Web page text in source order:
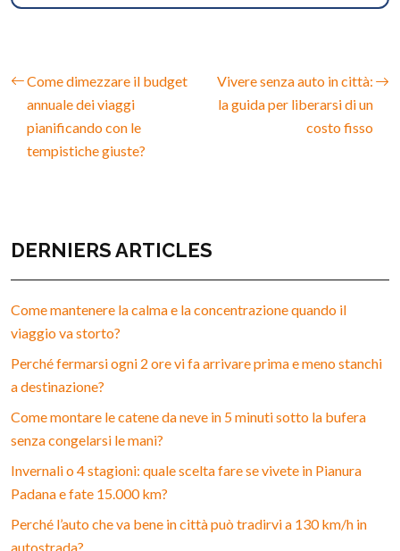
Come dimezzare il budget
annuale dei viaggi
pianificando con le
tempistiche giuste?
Vivere senza auto in città:
la guida per liberarsi di un
costo fisso
DERNIERS ARTICLES
Come mantenere la calma e la concentrazione quando il
viaggio va storto?
Perché fermarsi ogni 2 ore vi fa arrivare prima e meno stanchi
a destinazione?
Come montare le catene da neve in 5 minuti sotto la bufera
senza congelarsi le mani?
Invernali o 4 stagioni: quale scelta fare se vivete in Pianura
Padana e fate 15.000 km?
Perché l’auto che va bene in città può tradirvi a 130 km/h in
autostrada?